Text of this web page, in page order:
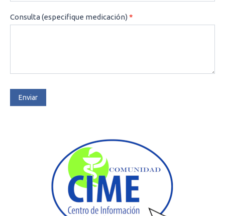
Consulta (especifique medicación)*
Enviar